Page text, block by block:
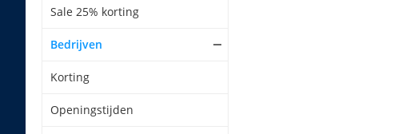
Sale 25% korting
Bedrijven
Korting
Openingstijden